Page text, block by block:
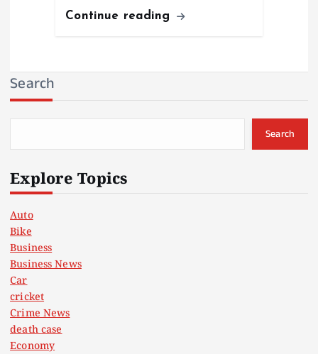
Continue reading
Search
Search
Explore Topics
Auto
Bike
Business
Business News
Car
cricket
Crime News
death case
Economy